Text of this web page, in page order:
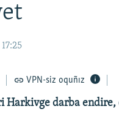
VPN-siz oquñız
Harkivge darba endire,